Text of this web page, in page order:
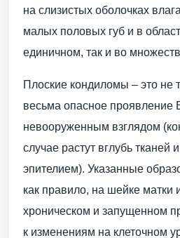
на слизистых оболочках
малых половых губ и в
единичном, так и во
Плоские кондиломы – это не
весьма опасное
невооруженным взглядом
случае растут вглубь тканей
эпителием). Указанные
как правило, на шейке матки
хроническом и запущенном
к изменениям на клеточном